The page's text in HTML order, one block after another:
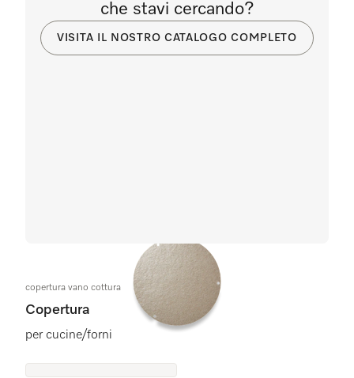
copertura vano cottura
Copertura
per cucine/forni
che stavi cercando?
VISITA IL NOSTRO CATALOGO COMPLETO